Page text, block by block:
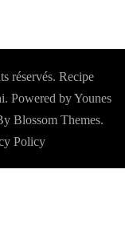
réservés. Recipe
Powered by Younes
Blossom Themes.
Policy